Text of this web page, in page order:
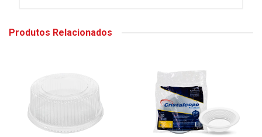
Produtos Relacionados